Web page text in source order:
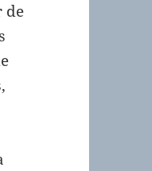
de